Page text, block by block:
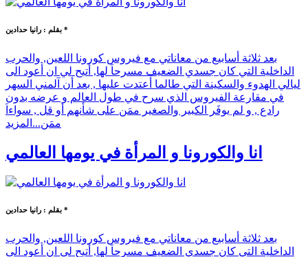
بقلم : رانيا حدادين *
بعد ثلاثة أسابيع من معاناتي مع فيروس كورونا اللعين, والحرب
الداخلية التي كان جسدي الضعيف مسرحاَ لها, أتيح لي ان أعود الى
ليالي الهدوء والسكينة التي طالما أعتدت عليها , بعد أن آلمني السهر
في مقارعة الفيروس الذي سرح في طول العالم و عرضه بدون
رادع , و لم يوفَر الكبير والصغير ممَن على شأنهم أو قل , سواءاَ
ممَن... المزيد
انا والكورونا و المرأة في يومها العالمي
بقلم : رانيا حدادين *
بعد ثلاثة أسابيع من معاناتي مع فيروس كورونا اللعين, والحرب
الداخلية التي كان جسدي الضعيف مسرحاَ لها, أتيح لي ان أعود الى